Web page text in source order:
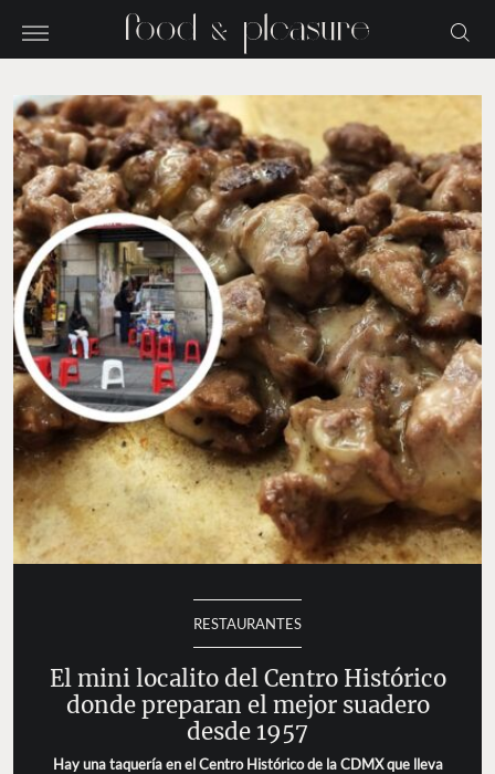
RESTAURANTES
El mini localito del Centro Histórico
donde preparan el mejor suadero
desde 1957
Hay una taquería en el Centro Histórico de la CDMX que lleva